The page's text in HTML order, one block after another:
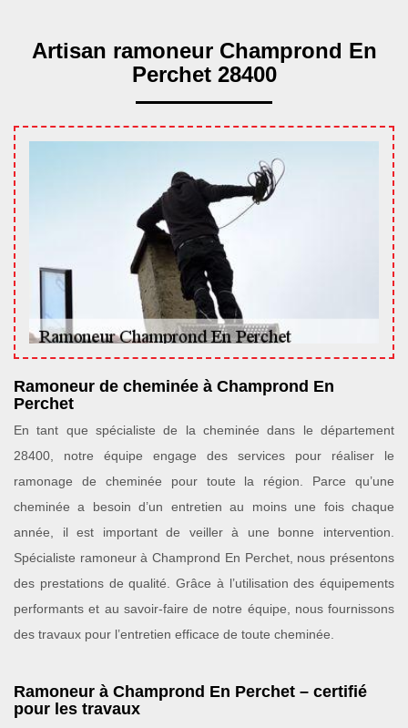
Artisan ramoneur Champrond En
Perchet 28400
Ramoneur de cheminée à Champrond En
Perchet
En tant que spécialiste de la cheminée dans le département
28400, notre équipe engage des services pour réaliser le
ramonage de cheminée pour toute la région. Parce qu’une
cheminée a besoin d’un entretien au moins une fois chaque
année, il est important de veiller à une bonne intervention.
Spécialiste ramoneur à Champrond En Perchet, nous présentons
des prestations de qualité. Grâce à l’utilisation des équipements
performants et au savoir-faire de notre équipe, nous fournissons
des travaux pour l’entretien efficace de toute cheminée.
Ramoneur à Champrond En Perchet – certifié
pour les travaux